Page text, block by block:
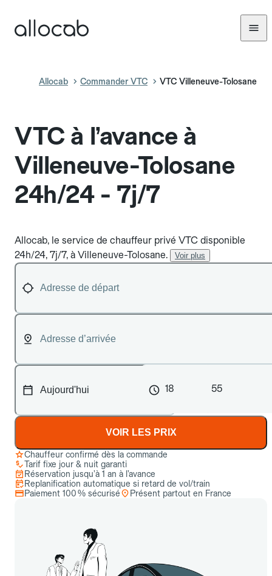
Allocab Commander VTC VTC Villeneuve-Tolosane
VTC à l’avance à
Villeneuve-Tolosane
24h/24 - 7j/7
Allocab, le service de chauffeur privé VTC disponible
24h/24, 7j/7, à Villeneuve-Tolosane.
Voir plus
18 55
VOIR LES PRIX
Chauffeur confirmé dès la commande
Tarif fixe jour & nuit garanti
Réservation jusqu’à 1 an à l’avance
Replanification automatique si retard de vol/train
Paiement 100 % sécurisé
Présent partout en France